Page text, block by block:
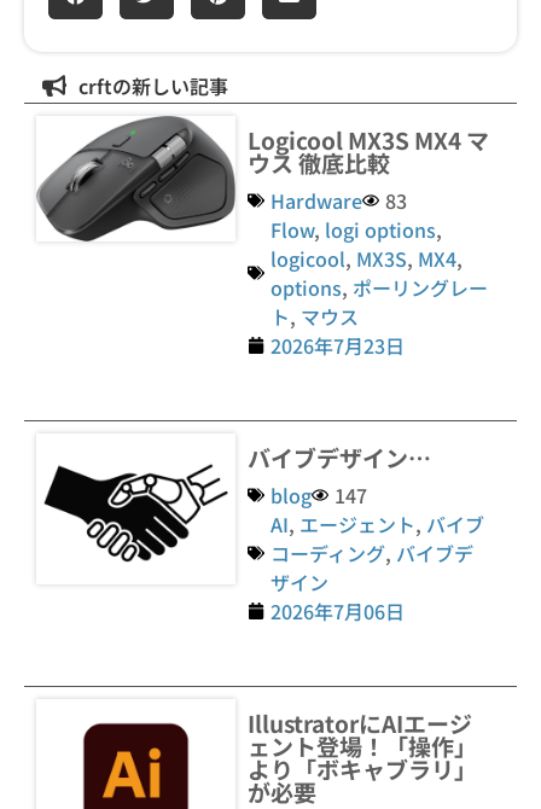
crftの新しい記事
Logicool MX3S MX4 マ
ウス 徹底比較
Hardware
83
Flow, logi options,
logicool, MX3S, MX4,
options, ポーリングレー
ト, マウス
2026年7月23日
バイブデザイン…
blog
147
AI, エージェント, バイブ
コーディング, バイブデ
ザイン
2026年7月06日
IllustratorにAIエージ
ェント登場！「操作」
より「ボキャブラリ」
が必要